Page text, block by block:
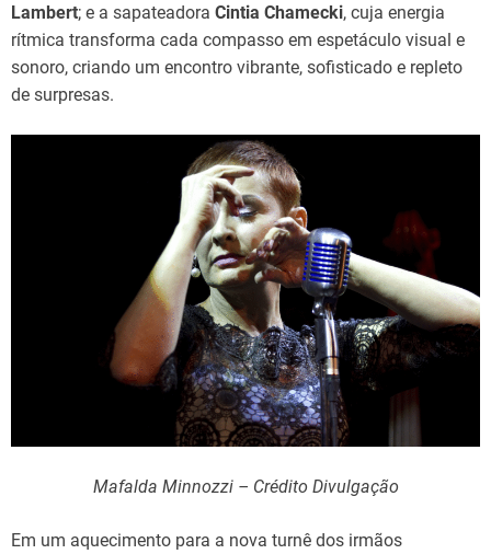
Lambert; e a sapateadora Cintia Chamecki, cuja energia
rítmica transforma cada compasso em espetáculo visual e
sonoro, criando um encontro vibrante, sofisticado e repleto
de surpresas.
Mafalda Minnozzi – Crédito Divulgação
Em um aquecimento para a nova turnê dos irmãos